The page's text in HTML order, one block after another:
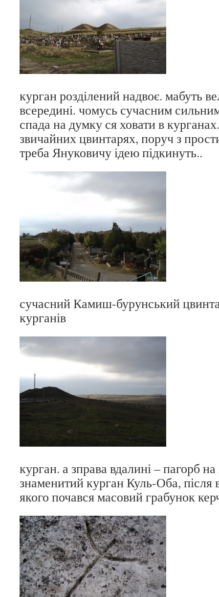
курган розділений надвоє. мабуть
всередині. чомусь сучасним
спада на думку ся ховати в
звичайних цвинтарях, поруч з
треба Януковичу ідею підкинуть..
сучасний Камиш-бурунський
курганів
курган. а зправа вдалині – пагорб
знаменитий курган Куль-Оба, після
якого почався масовий грабунок